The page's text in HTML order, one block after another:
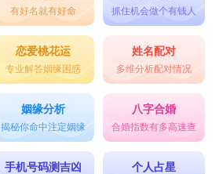
有好名就有好命 抓住机会做个有钱人
恋爱桃花运
专业解答姻缘困惑
姓名配对
多维分析配对情况
姻缘分析
揭秘你命中注定姻缘
八字合婚
合婚指数有多高速查
手机号码测吉凶 个人占星